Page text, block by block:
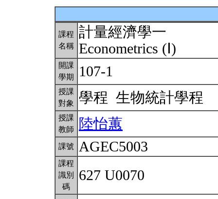
課程
名稱
計量經濟學一
Econometrics (Ⅰ)
開課
學期
107-1
授課
對象
學程 生物統計學程
授課
教師
陸怡蕙
課號 AGEC5003
課程
識別
碼
627 U0070